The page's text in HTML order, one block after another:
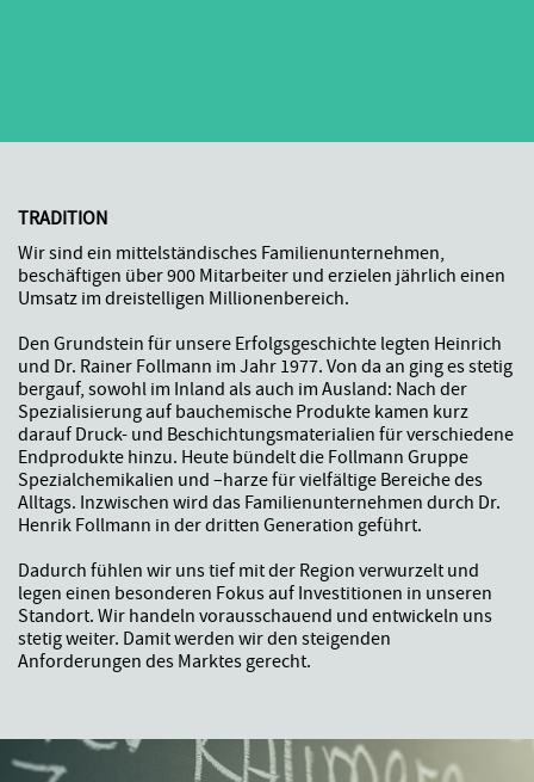
TRADITION
Wir sind ein mittelständisches Familienunternehmen,
beschäftigen über 900 Mitarbeiter und erzielen jährlich einen
Umsatz im dreistelligen Millionenbereich.
Den Grundstein für unsere Erfolgsgeschichte legten Heinrich
und Dr. Rainer Follmann im Jahr 1977. Von da an ging es stetig
bergauf, sowohl im Inland als auch im Ausland: Nach der
Spezialisierung auf bauchemische Produkte kamen kurz
darauf Druck- und Beschichtungsmaterialien für verschiedene
Endprodukte hinzu. Heute bündelt die Follmann Gruppe
Spezialchemikalien und –harze für vielfältige Bereiche des
Alltags. Inzwischen wird das Familienunternehmen durch Dr.
Henrik Follmann in der dritten Generation geführt.
Dadurch fühlen wir uns tief mit der Region verwurzelt und
legen einen besonderen Fokus auf Investitionen in unseren
Standort. Wir handeln vorausschauend und entwickeln uns
stetig weiter. Damit werden wir den steigenden
Anforderungen des Marktes gerecht.